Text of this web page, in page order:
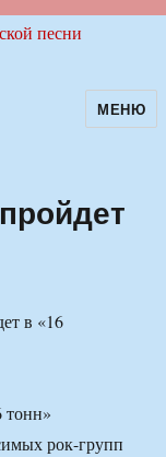
МЕНЮ
тонн»
рок-групп